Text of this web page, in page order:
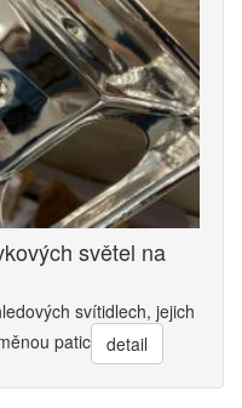
světel na
svítidlech, jejich
patic
detail